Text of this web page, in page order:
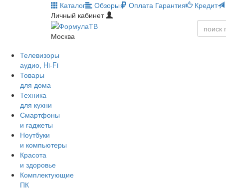
Каталог Обзоры Оплата Гарантия Кредит
Личный кабинет
Москва
Телевизоры
аудио, Hi-Fi
Товары
для дома
Техника
для кухни
Смартфоны
и гаджеты
Ноутбуки
и компьютеры
Красота
и здоровье
Комплектующие
ПК